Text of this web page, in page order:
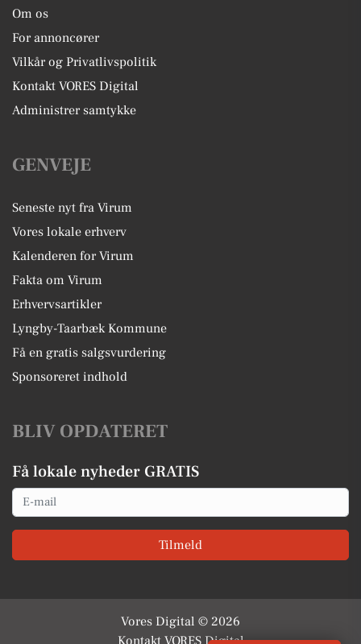
Om os
For annoncører
Vilkår og Privatlivspolitik
Kontakt VORES Digital
Administrer samtykke
GENVEJE
Seneste nyt fra Virum
Vores lokale erhverv
Kalenderen for Virum
Fakta om Virum
Erhvervsartikler
Lyngby-Taarbæk Kommune
Få en gratis salgsvurdering
Sponsoreret indhold
BLIV OPDATERET
Få lokale nyheder GRATIS
Email
Tilmeld
Vores Digital © 2026
Kontakt VORES Digital